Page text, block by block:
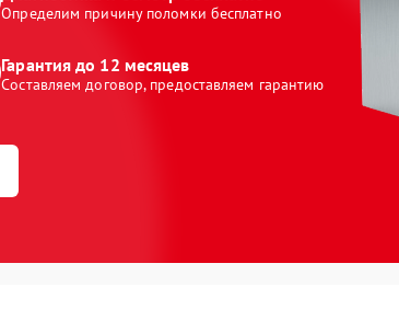
Определим причину поломки бесплатно
Гарантия до 12 месяцев
Составляем договор, предоставляем гарантию